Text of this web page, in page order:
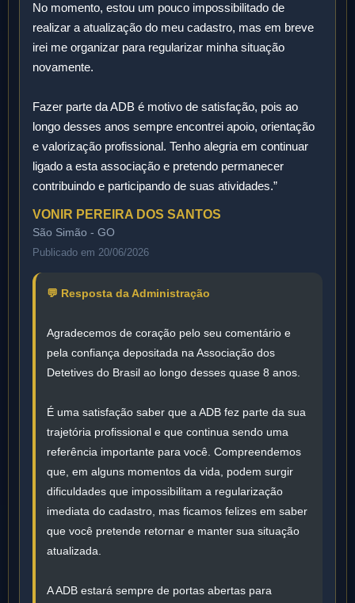
No momento, estou um pouco impossibilitado de
realizar a atualização do meu cadastro, mas em breve
irei me organizar para regularizar minha situação
novamente.
Fazer parte da ADB é motivo de satisfação, pois ao
longo desses anos sempre encontrei apoio, orientação
e valorização profissional. Tenho alegria em continuar
ligado a esta associação e pretendo permanecer
contribuindo e participando de suas atividades.”
VONIR PEREIRA DOS SANTOS
São Simão - GO
Publicado em 20/06/2026
💬 Resposta da Administração
Agradecemos de coração pelo seu comentário e
pela confiança depositada na Associação dos
Detetives do Brasil ao longo desses quase 8 anos.
É uma satisfação saber que a ADB fez parte da sua
trajetória profissional e que continua sendo uma
referência importante para você. Compreendemos
que, em alguns momentos da vida, podem surgir
dificuldades que impossibilitam a regularização
imediata do cadastro, mas ficamos felizes em saber
que você pretende retornar e manter sua situação
atualizada.
A ADB estará sempre de portas abertas para